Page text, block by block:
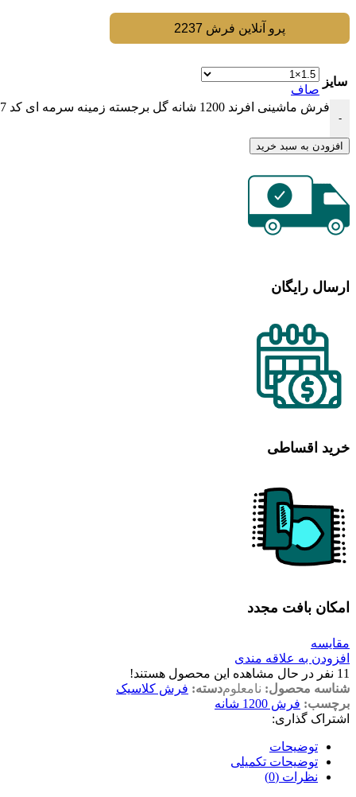
پرو آنلاین فرش 2237
سایز
صاف
-
فرش ماشینی افرند 1200 شانه گل برجسته زمینه سرمه ای کد 2237 عدد
افزودن به سبد خرید
ارسال رایگان
خرید اقساطی
امکان بافت مجدد
مقایسه
افزودن به علاقه مندی
11 نفر در حال مشاهده این محصول هستند!
شناسه محصول: نامعلومدسته: فرش کلاسیک
برچسب: فرش 1200 شانه
اشتراک گذاری:
توضیحات
توضیحات تکمیلی
نظرات (0)